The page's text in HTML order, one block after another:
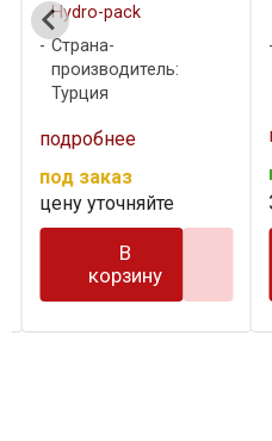
Hydro-pack
Страна-
производитель:
Турция
подробнее
в наличии
318.43бел. руб.
В
корзину